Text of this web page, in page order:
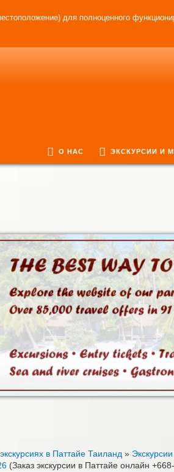
для полноценного
О НАС ЭКСКУРСИИ И
в Паттайе Таиланд »
(Заказ экскурсии в Паттайе онлайн